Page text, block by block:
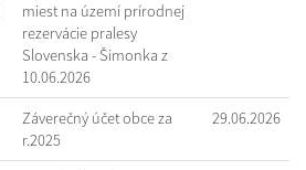
miest na území prírodnej
rezervácie pralesy
Slovenska - Šimonka z
10.06.2026
Záverečný účet obce za
r.2025
29.06.2026